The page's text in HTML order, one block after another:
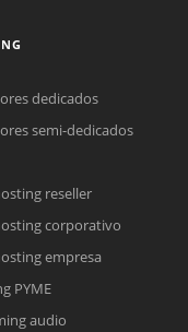
con el enlace a
Complete el formulario
dedicados
semi-dedicados
reseller
corporativo
empresa
PYME
audio